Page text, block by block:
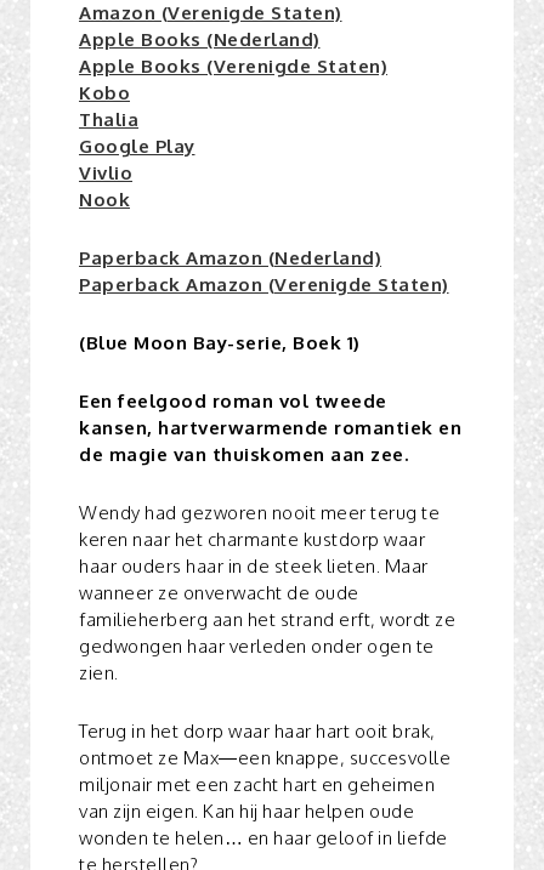
Amazon (Verenigde Staten)
Apple Books (Nederland)
Apple Books (Verenigde Staten)
Kobo
Thalia
Google Play
Vivlio
Nook
Paperback Amazon (Nederland)
Paperback Amazon (Verenigde Staten)
(Blue Moon Bay-serie, Boek 1)
Een feelgood roman vol tweede
kansen, hartverwarmende romantiek en
de magie van thuiskomen aan zee.
Wendy had gezworen nooit meer terug te
keren naar het charmante kustdorp waar
haar ouders haar in de steek lieten. Maar
wanneer ze onverwacht de oude
familieherberg aan het strand erft, wordt ze
gedwongen haar verleden onder ogen te
zien.
Terug in het dorp waar haar hart ooit brak,
ontmoet ze Max—een knappe, succesvolle
miljonair met een zacht hart en geheimen
van zijn eigen. Kan hij haar helpen oude
wonden te helen… en haar geloof in liefde
te herstellen?